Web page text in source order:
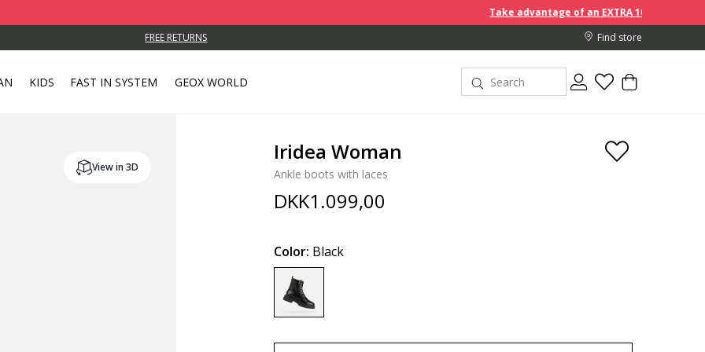
Take advantage of an EXTRA 10% off discount prices when
FREE RETURNS Find store
KIDS FAST IN SYSTEM GEOX WORLD
View in 3D
Iridea Woman
Ankle boots with laces
DKK1.099,00
Color: Black